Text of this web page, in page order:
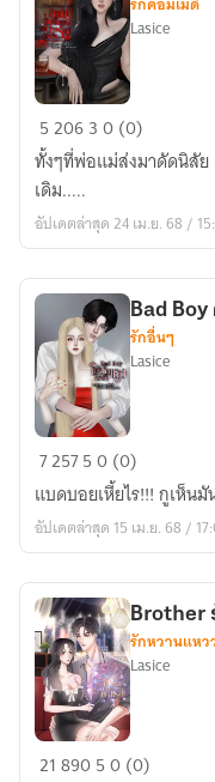
ลา
น่า
ฉัน
นี่
แหละ
นาง
ร้าย
ตัว
จริง
Lasice
520630 (0)
ทั้งๆที่พ่อแม่ส่งมาดัดนิสัย
เดิม.....
อัปเดตล่าสุด 24 เม.ย. 68 /
Bad
คลั่ง
รัก
กับ
เธอ
Bad Boy
รักอื่นๆ
Lasice
725750 (0)
แบดบอยเหี้ยไร!!! กูเห็น
อัปเดตล่าสุด 15 เม.ย. 68 /
Brother
Brother
รักหวานแหว
Lasice
2189050 (0)